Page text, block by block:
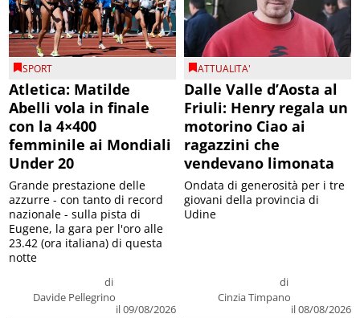
SPORT
Atletica: Matilde
Abelli vola in finale
con la 4×400
femminile ai Mondiali
Under 20
di
Davide Pellegrino
il 09/08/2026
Grande prestazione delle
azzurre - con tanto di record
nazionale - sulla pista di
Eugene, la gara per l'oro alle
23.42 (ora italiana) di questa
notte
ATTUALITA'
Dalle Valle d’Aosta al
Friuli: Henry regala un
motorino Ciao ai
ragazzini che
vendevano limonata
di
Cinzia Timpano
il 08/08/2026
Ondata di generosità per i tre
giovani della provincia di
Udine